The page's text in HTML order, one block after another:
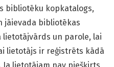
bibliotēku kopkatalogs,
jāievada bibliotēkas
un parole, lai
lietotājs ir reģistrēts kādā